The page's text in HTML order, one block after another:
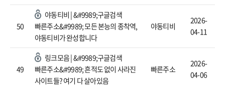
50
야동티비 | &#9989;구글검색
빠른주소&#9989; 모든 본능의 종착역,
야동티비가 완성합니다
야동티비
2026-
04-11
49
링크모음 | &#9989;구글검색
빠른주소&#9989; 흔적도 없이 사라진
사이트들? 여기 다 살아있음
빠른주소
2026-
04-06